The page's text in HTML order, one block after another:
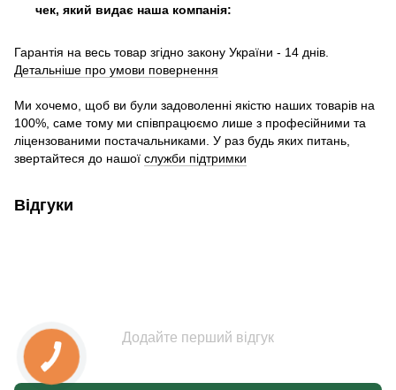
чек, який видає наша компанія:
Гарантія на весь товар згідно закону України - 14 днів.
Детальніше про умови повернення
Ми хочемо, щоб ви були задоволенні якістю наших товарів на
100%, саме тому ми співпрацюємо лише з професійними та
ліцензованими постачальниками. У раз будь яких питань,
звертайтеся до нашої служби підтримки
Відгуки
Додайте перший відгук